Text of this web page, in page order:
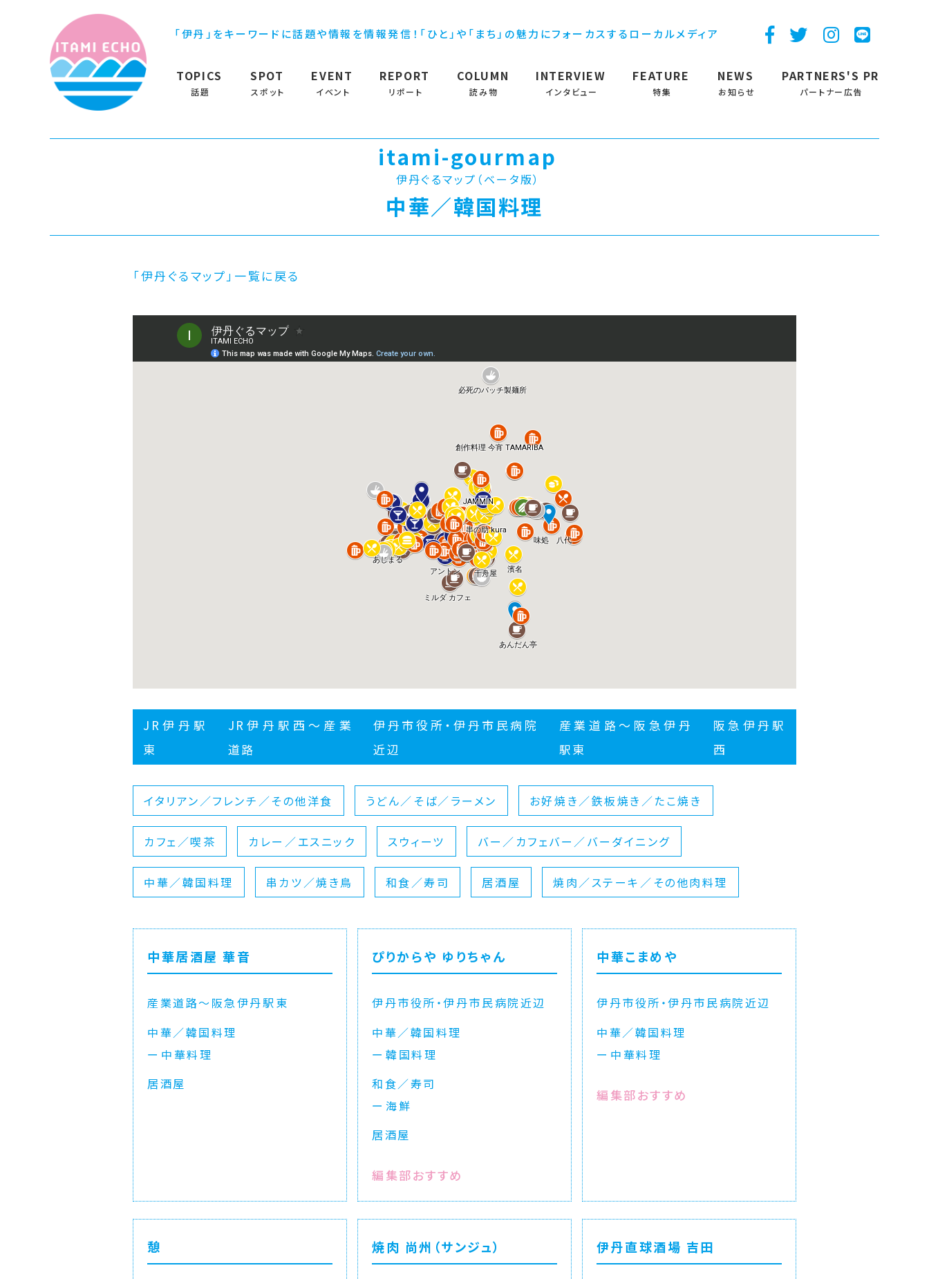
「伊丹」をキーワードに話題や情報を情報発信！「ひと」や「まち」の魅力にフォーカスするローカルメディア
TOPICS
話題
SPOT
スポット
EVENT
イベント
REPORT
リポート
COLUMN
読み物
INTERVIEW
インタビュー
FEATURE
特集
NEWS
お知らせ
PARTNERS'S PR
パートナー広告
itami-gourmap
伊丹ぐるマップ（ベータ版）
中華／韓国料理
「伊丹ぐるマップ」一覧に戻る
JR伊丹駅
東
JR伊丹駅西〜産業
道路
伊丹市役所・伊丹市民病院
近辺
産業道路〜阪急伊丹
駅東
阪急伊丹駅
西
イタリアン／フレンチ／その他洋食 うどん／そば／ラーメン お好焼き／鉄板焼き／たこ焼き
カフェ／喫茶 カレー／エスニック スウィーツ バー／カフェバー／バーダイニング
中華／韓国料理 串カツ／焼き鳥 和食／寿司 居酒屋 焼肉／ステーキ／その他肉料理
中華居酒屋 華音
産業道路〜阪急伊丹駅東
中華／韓国料理
中華料理
居酒屋
ぴりからや ゆりちゃん
伊丹市役所・伊丹市民病院近辺
中華／韓国料理
韓国料理
和食／寿司
海鮮
居酒屋
編集部おすすめ
中華こまめや
伊丹市役所・伊丹市民病院近辺
中華／韓国料理
中華料理
編集部おすすめ
憩 焼肉 尚州（サンジュ） 伊丹直球酒場 吉田